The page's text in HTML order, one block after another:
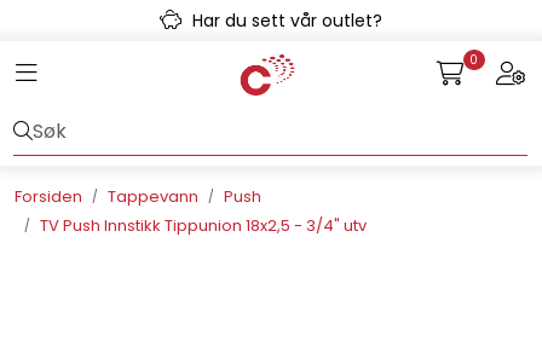
Skip to main contentHar du sett vår outlet?
Toggle navigation 0
Forsiden Tappevann
Push
TV Push Innstikk Tippunion 18x2,5 - 3/4" utv
Kulvert